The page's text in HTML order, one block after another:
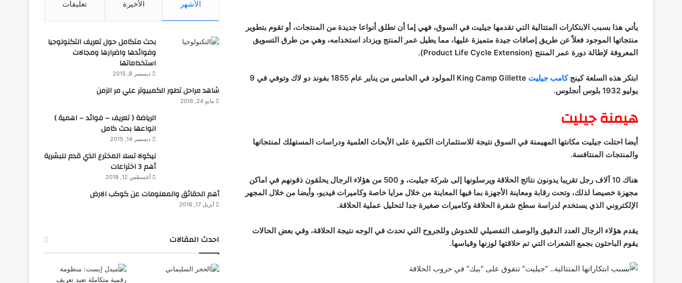
يأتي هذا بسبب الابتكارات المتتالية التي تقدمها جيليت في السوق، فهي إما أن تطلق أنواعا جديدة من المنتجات، أو تقوم بتطوير
منتجاتها الموجود فعلاً عن طريق إصافات جيدة متميزة عليها، مما يطيل عمر المنتج ويزداد استخدامه، وهي من طرق التسويق
المعروفة لإطالة دورة عمر المنتج (Product Life Cycle Extension
).
ابتكر هذه السلعة كينجكامب جيليت King Camp Gillette
‏ المولود في الخامس من يناير عام 1855 بفوند دو لاك وتوفي في 9
يوليو 1932 بلوس أنجلوس.
هيمنة جيليت
أيضا احتلت جيليت مكانتها المهيمنة في السوق نتيجة للاستثمارات الكبيرة على الأبحاث العلمية ودراسات المستهلك لمنتجاتها
والمنتجات المنتافسة.
هناك 10 آلاف رجل تقريبا يدونون نتائج الحلاقة ويرسلونها إلى شركة جيليت، و 500 من هؤلاء الرجال يحلقون ذقونهم في اماكن
مجهزة خصيصا لذلك، وتحت رقابة ومعاينة الأجهزة بما فيها المعاينة من خلال مرايا خاصة وكاميرات فيديو، وأيضا من خلال المجهر
الإلكتروني الذي يستخدم لدراسة سطح شفرة الحلاقة وكاميرات صغيرة جدا لتحليل عملية الحلاقة.
يقدم هؤلاء الرجال العدد الدقيق والوصف التفصيلي للخدوش وللجروح التي تحدث في الوجه نتيجة الحلاقة، وفي بعض الحالات
يقوم الباحثون بجمع الشعرات التي تم حلاقتها لوزنها وقياسها.
الأشهر الأخيرة تعليقات
بحث متكامل حول تعريف التكنولوجيا
وفوائدها واضرارها ومجالات
استخداماتها
ديسمبر 8, 2015
شاهد مراحل تطور الكمبيوتر علي مر الزمن
مايو 24, 2016
الرياضة ( تعريف – فوائد – اهمية )
انواعها بحث كامل
ديسمبر 14, 2015
نيكولا تسلا المخترع الذي قدم للبشرية
أهم 3 اختراعات
أغسطس 12, 2018
أهم الحقائق والمعلومات عن كوكب الارض
أبريل 17, 2016
احدث المقالات